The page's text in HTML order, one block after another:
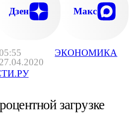
27.04.2020
ЭКОНОМИКА
Дзен Макс
загрузке